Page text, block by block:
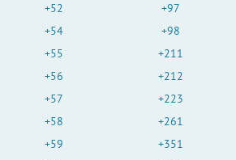
+52
+54
+55
+56
+57
+58
+59
+97
+98
+211
+212
+223
+261
+351